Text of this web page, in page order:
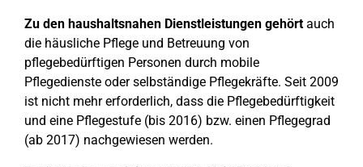
Zu den haushaltsnahen Dienstleistungen gehörtauch
die häusliche Pflege und Betreuung von
pflegebedürftigen Personen durch mobile
Pflegedienste oder selbständige Pflegekräfte. Seit 2009
ist nicht mehr erforderlich, dass die Pflegebedürftigkeit
und eine Pflegestufe (bis 2016) bzw. einen Pflegegrad
(ab 2017) nachgewiesen werden.